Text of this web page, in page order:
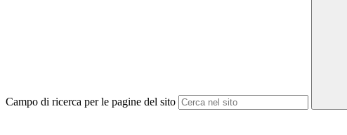
Campo di ricerca per le pagine del sito